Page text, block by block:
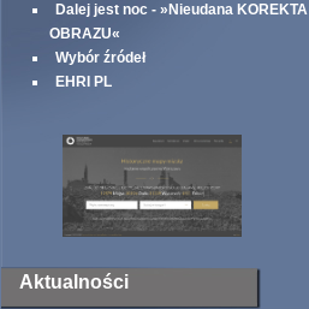
Dalej jest noc - »Nieudana KOREKTA
OBRAZU«
Wybór źródeł
EHRI PL
Aktualności